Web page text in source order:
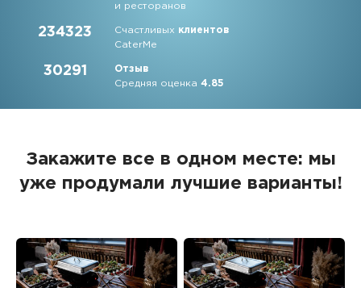
и ресторанов
234323 Счастливых клиентов
CaterMe
30291
Отзыв
Средняя оценка4.85
Закажите все в одном месте: мы
уже продумали лучшие варианты!